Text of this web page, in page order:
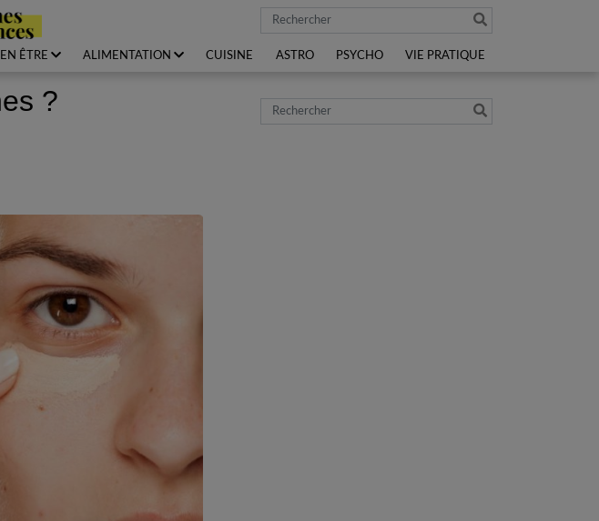
Rechercher
ÊTRE ALIMENTATION CUISINE ASTRO PSYCHO VIE PRATIQUE
? Rechercher